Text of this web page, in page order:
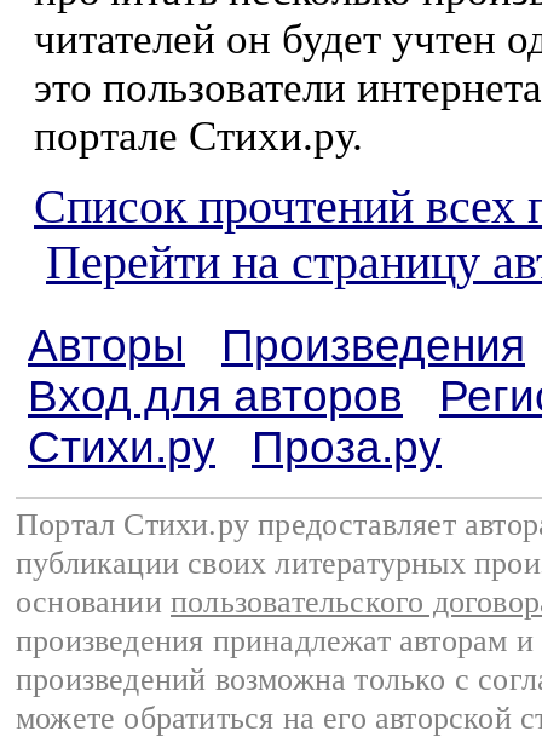
читателей он будет учтен
это пользователи
портале Стихи.ру.
Список прочтений всех
Перейти на страницу
Авторы
Произведения
Вход для авторов
Стихи.ру
Проза.ру
Портал Стихи.ру предоставляет
публикации своих литературных
основании пользовательского
произведения принадлежат авторам
произведений возможна только с
можете обратиться на его авторской